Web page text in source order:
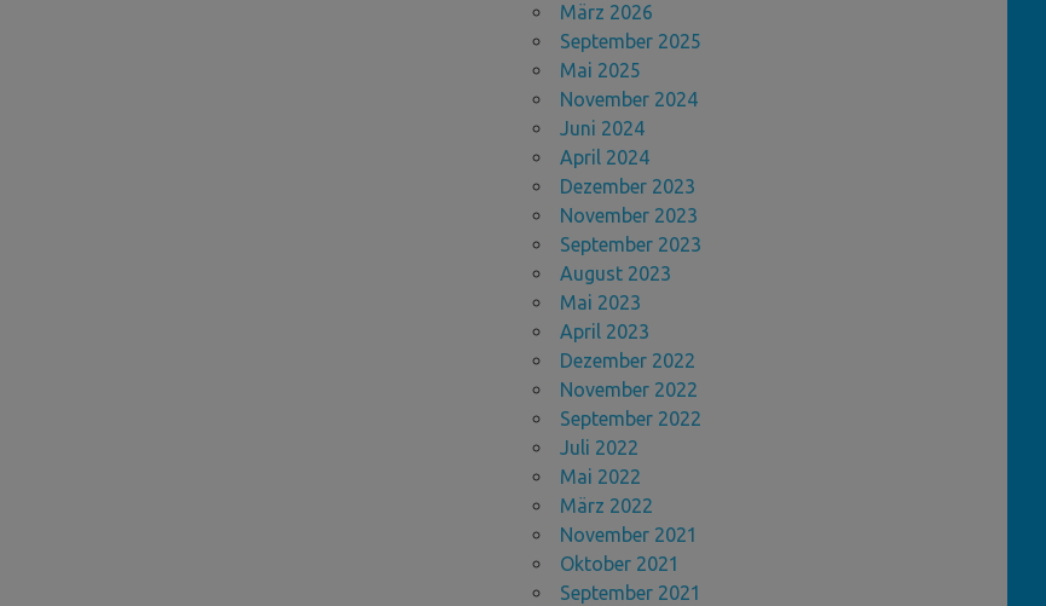
März 2026
September 2025
Mai 2025
November 2024
Juni 2024
April 2024
Dezember 2023
November 2023
September 2023
August 2023
Mai 2023
April 2023
Dezember 2022
November 2022
September 2022
Juli 2022
Mai 2022
März 2022
November 2021
Oktober 2021
September 2021